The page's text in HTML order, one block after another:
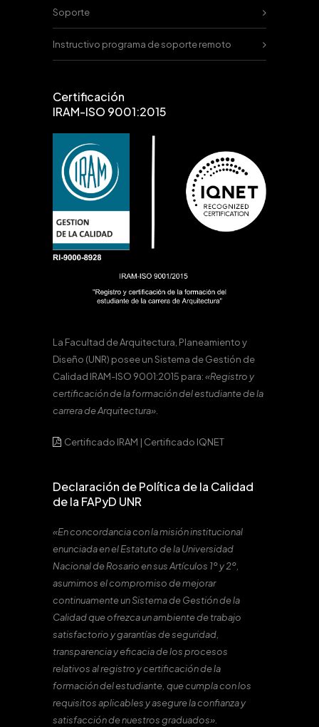
Soporte
Instructivo programa de soporte remoto
Certificación
IRAM-ISO 9001:2015
La Facultad de Arquitectura, Planeamiento y
Diseño (UNR) posee un Sistema de Gestión de
Calidad IRAM-ISO 9001:2015 para:«Registro y
certificación de la formación del estudiante de la
carrera de Arquitectura».
Certificado IRAM | Certificado IQNET
Declaración de Política de la Calidad
de la FAPyD UNR
«En concordancia con la misión institucional
enunciada en el Estatuto de la Universidad
Nacional de Rosario en sus Artículos 1º y 2º,
asumimos el compromiso de mejorar
continuamente un Sistema de Gestión de la
Calidad que ofrezca un ambiente de trabajo
satisfactorio y garantías de seguridad,
transparencia y eficacia de los procesos
relativos al registro y certificación de la
formación del estudiante, que cumpla con los
requisitos aplicables y asegure la confianza y
satisfacción de nuestros graduados».